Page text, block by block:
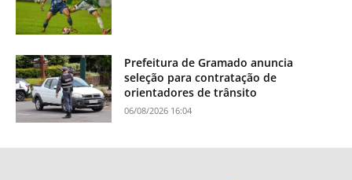
Prefeitura de Gramado anuncia
seleção para contratação de
orientadores de trânsito
06/08/2026 16:04